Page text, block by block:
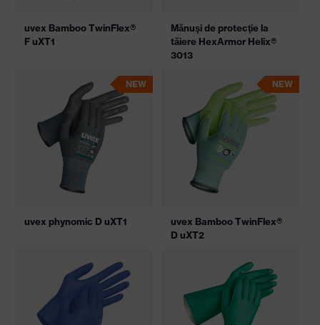
uvex Bamboo TwinFlex®
F uXT1
Mănuşi de protecţie la
tăiere HexArmor Helix®
3013
NEW
uvex phynomic D uXT1
NEW
uvex Bamboo TwinFlex®
D uXT2